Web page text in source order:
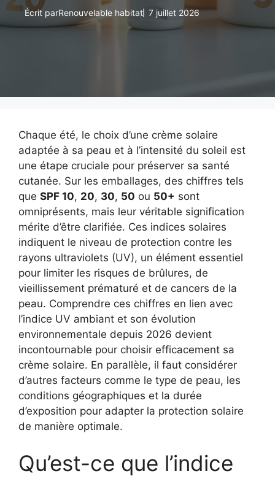
Écrit parRenouvelable habitat 7 juillet 2026
Chaque été, le choix d’une crème solaire
adaptée à sa peau et à l’intensité du soleil est
une étape cruciale pour préserver sa santé
cutanée. Sur les emballages, des chiffres tels
que SPF 10, 20, 30, 50 ou 50+ sont
omniprésents, mais leur véritable signification
mérite d’être clarifiée. Ces indices solaires
indiquent le niveau de protection contre les
rayons ultraviolets (UV), un élément essentiel
pour limiter les risques de brûlures, de
vieillissement prématuré et de cancers de la
peau. Comprendre ces chiffres en lien avec
l’indice UV ambiant et son évolution
environnementale depuis 2026 devient
incontournable pour choisir efficacement sa
crème solaire. En parallèle, il faut considérer
d’autres facteurs comme le type de peau, les
conditions géographiques et la durée
d’exposition pour adapter la protection solaire
de manière optimale.
Qu’est-ce que l’indice